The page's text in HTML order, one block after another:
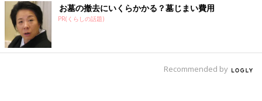
お墓の撤去にいくらかかる？墓じまい費用
PR(くらしの話題)
Recommended by